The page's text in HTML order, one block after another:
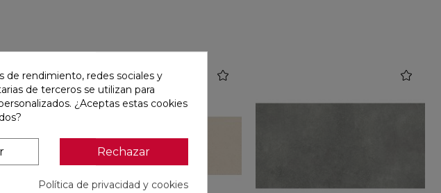
favorite favorite
de rendimiento, redes sociales y
de terceros se utilizan para
¿Aceptas estas cookies
Rechazar
Política de privacidad y cookies